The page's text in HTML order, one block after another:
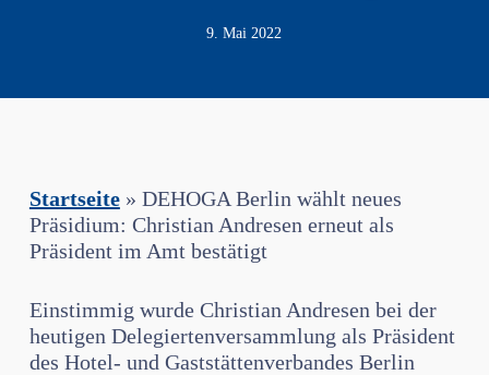
9. Mai 2022
Startseite» DEHOGA Berlin wählt neues
Präsidium: Christian Andresen erneut als
Präsident im Amt bestätigt
Einstimmig wurde Christian Andresen bei der
heutigen Delegiertenversammlung als Präsident
des Hotel- und Gaststättenverbandes Berlin